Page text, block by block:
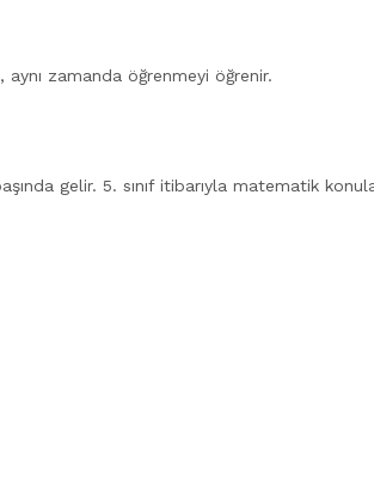
zamanda öğrenmeyi öğrenir.
gelir. 5. sınıf itibarıyla matematik